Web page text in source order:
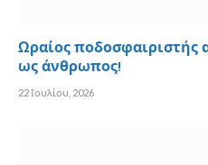
Ωραίος ποδοσφαιριστής
ως άνθρωπος!
22 Ιουλίου, 2026